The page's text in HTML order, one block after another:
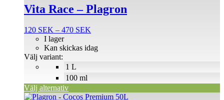
Vita Race – Plagron
120 SEK – 470 SEK
till
1 L
100 ml
I lager
Kan skickas idag
Välj variant:
Välj alternativ
produkten
har
varianter.
olika
alternativen
på
produktsidan